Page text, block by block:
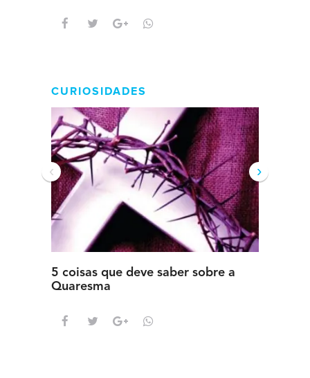
CURIOSIDADES
5 coisas que deve saber sobre a
Quaresma
‹ ›